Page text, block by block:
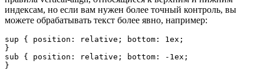
индексам, но если вам нужен более точный контроль, вы
можете обрабатывать текст более явно, например:
sup { position: relative; bottom: 1ex;
}
sub { position: relative; bottom: -1ex;
}